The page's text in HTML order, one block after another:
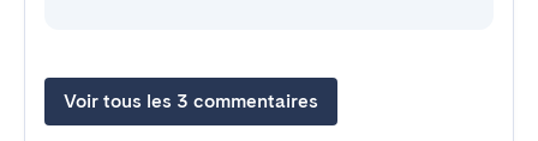
Voir tous les 3 commentaires